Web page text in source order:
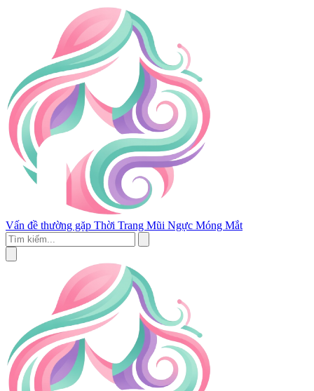
Vấn đề thường gặp Thời Trang Mũi Ngực Móng Mắt